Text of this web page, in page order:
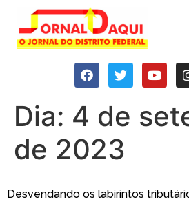
Dia: 4 de
de 2023
Desvendando os labirintos